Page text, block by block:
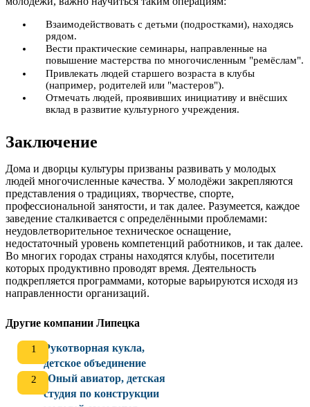
Взаимодействовать с детьми (подростками), находясь
рядом.
Вести практические семинары, направленные на
повышение мастерства по многочисленным "ремёслам".
Привлекать людей старшего возраста в клубы
(например, родителей или "мастеров").
Отмечать людей, проявивших инициативу и внёсших
вклад в развитие культурного учреждения.
Заключение
Дома и дворцы культуры призваны развивать у молодых
людей многочисленные качества. У молодёжи закрепляются
представления о традициях, творчестве, спорте,
профессиональной занятости, и так далее. Разумеется, каждое
заведение сталкивается с определёнными проблемами:
неудовлетворительное техническое оснащение,
недостаточный уровень компетенций работников, и так далее.
Во многих городах страны находятся клубы, посетители
которых продуктивно проводят время. Деятельность
подкрепляется программами, которые варьируются исходя из
направленности организаций.
Другие компании Липецка
Рукотворная кукла,
детское объединение
Юный авиатор, детская
студия по конструкции